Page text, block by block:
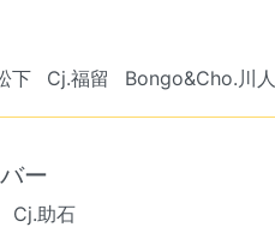
下 Cj.福留 Bongo&Cho.川人
ー
Cj.助石